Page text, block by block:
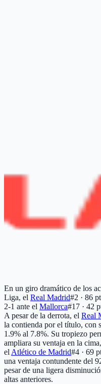
En un giro dramático de los
Liga, el Real Madrid#2 · 86
2-1 ante el Mallorca#17 · 42
A pesar de la derrota, el Real
la contienda por el título, con
1.9% al 7.8%. Su tropiezo
ampliara su ventaja en la
el Atlético de Madrid#4 · 69
una ventaja contundente del
pesar de una ligera
altas anteriores.